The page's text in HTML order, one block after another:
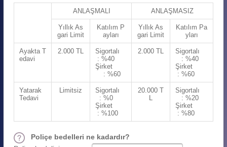
ANLAŞMALI ANLAŞMASIZ
Yıllık As
gari Limit
Katılım P
ayları
Yıllık As
gari Limit
Katılım Pa
yları
Ayakta T
edavi
2.000 TL
Sigortalı
: %40
Şirket
: %60
2.000 TL
Sigortalı
: %40
Şirket
: %60
Yatarak
Tedavi
Limitsiz
Sigortalı
: %0
Şirket
: %100
20.000 T
L
Sigortalı
: %20
Şirket
: %80
Poliçe bedelleri ne kadardır?